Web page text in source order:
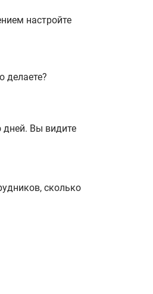
настройте
делаете?
дней. Вы видите
сколько